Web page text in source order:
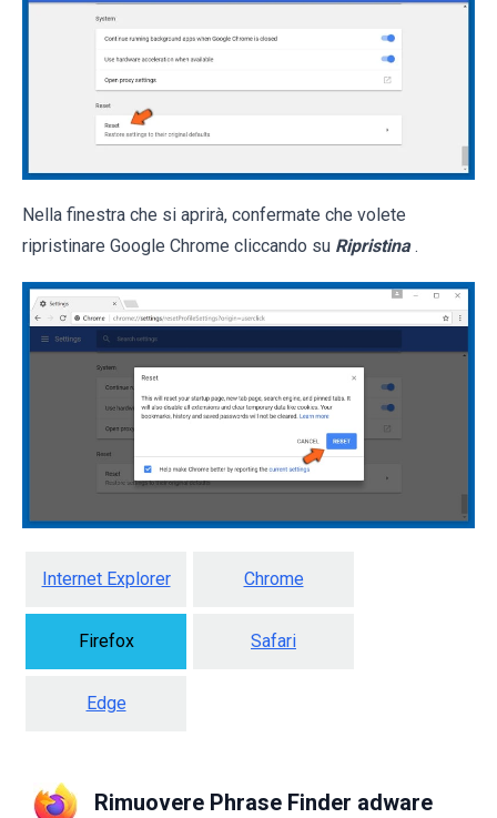
Nella finestra che si aprirà, confermate che volete
ripristinare Google Chrome cliccando su Ripristina .
Internet Explorer Chrome
Firefox Safari
Edge
Rimuovere Phrase Finder adware